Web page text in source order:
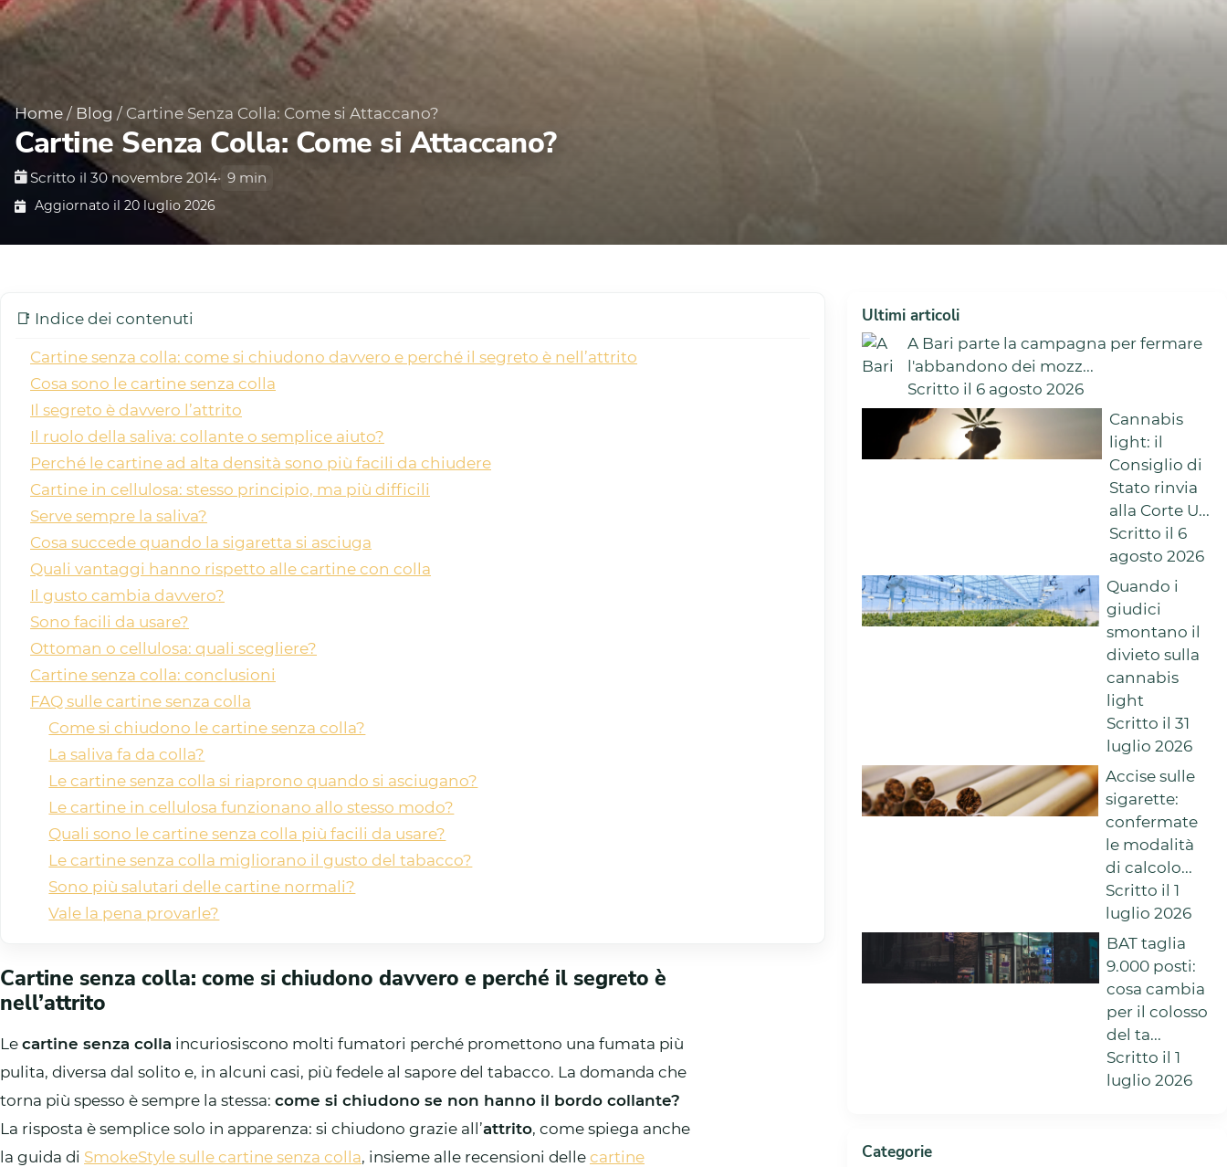
Home / Blog / Cartine Senza Colla: Come si Attaccano?
Cartine Senza Colla: Come si Attaccano?
Scritto il 30 novembre 2014• 9 min
Aggiornato il 20 luglio 2026
📑 Indice dei contenuti
Cartine senza colla: come si chiudono davvero e perché il segreto è nell’attrito
Cosa sono le cartine senza colla
Il segreto è davvero l’attrito
Il ruolo della saliva: collante o semplice aiuto?
Perché le cartine ad alta densità sono più facili da chiudere
Cartine in cellulosa: stesso principio, ma più difficili
Serve sempre la saliva?
Cosa succede quando la sigaretta si asciuga
Quali vantaggi hanno rispetto alle cartine con colla
Il gusto cambia davvero?
Sono facili da usare?
Ottoman o cellulosa: quali scegliere?
Cartine senza colla: conclusioni
FAQ sulle cartine senza colla
Come si chiudono le cartine senza colla?
La saliva fa da colla?
Le cartine senza colla si riaprono quando si asciugano?
Le cartine in cellulosa funzionano allo stesso modo?
Quali sono le cartine senza colla più facili da usare?
Le cartine senza colla migliorano il gusto del tabacco?
Sono più salutari delle cartine normali?
Vale la pena provarle?
Cartine senza colla: come si chiudono davvero e perché il segreto è
nell’attrito
Le cartine senza colla incuriosiscono molti fumatori perché promettono una fumata più
pulita, diversa dal solito e, in alcuni casi, più fedele al sapore del tabacco. La domanda che
torna più spesso è sempre la stessa: come si chiudono se non hanno il bordo collante?
La risposta è semplice solo in apparenza: si chiudono grazie all’attrito, come spiega anche
la guida di SmokeStyle sulle cartine senza colla, insieme alle recensioni delle cartine
Ultimi articoli
A Bari parte la campagna per fermare
l'abbandono dei mozz...
Scritto il 6 agosto 2026
Cannabis
light: il
Consiglio di
Stato rinvia
alla Corte U...
Scritto il 6
agosto 2026
Quando i
giudici
smontano il
divieto sulla
cannabis
light
Scritto il 31
luglio 2026
Accise sulle
sigarette:
confermate
le modalità
di calcolo...
Scritto il 1
luglio 2026
BAT taglia
9.000 posti:
cosa cambia
per il colosso
del ta...
Scritto il 1
luglio 2026
Categorie